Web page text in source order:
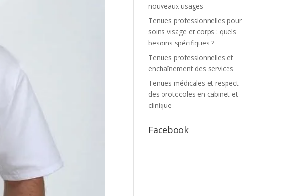
nouveaux usages
Tenues professionnelles pour
soins visage et corps : quels
besoins spécifiques ?
Tenues professionnelles et
enchaînement des services
Tenues médicales et respect
des protocoles en cabinet et
clinique
Facebook